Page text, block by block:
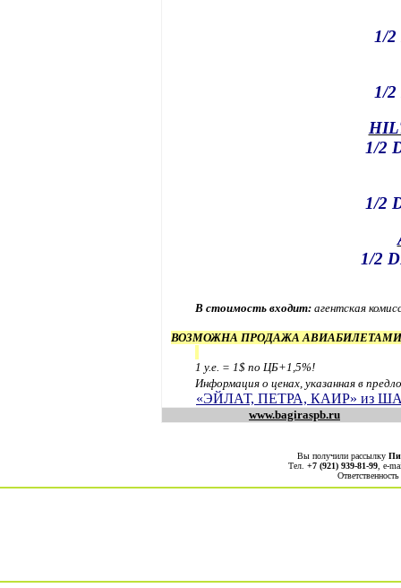
1/2
1/2
1/2
1/2
1/2
В стоимость входит: агентская
ВОЗМОЖНА ПРОДАЖА
1 у.е. = 1$ по ЦБ+1,5%!
Информация о ценах, указанная в
«ЭЙЛАТ, ПЕТРА, КАИР» из
www.bagiraspb.ru
Вы получили рассылку
Тел. +7 (921) 939-81-99, е-